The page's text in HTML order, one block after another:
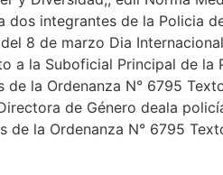
dos integrantes de la Policia
8 de marzo Dia
a la Suboficial Principal de la
de la Ordenanza N° 6795
de Género deala
de la Ordenanza N° 6795